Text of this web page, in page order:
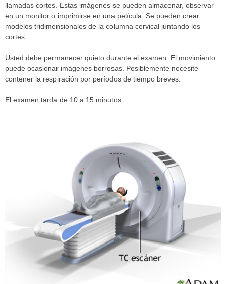
llamadas cortes. Estas imágenes se pueden almacenar, observar
en un monitor o imprimirse en una película. Se pueden crear
modelos tridimensionales de la columna cervical juntando los
cortes.
Usted debe permanecer quieto durante el examen. El movimiento
puede ocasionar imágenes borrosas. Posiblemente necesite
contener la respiración por períodos de tiempo breves.
El examen tarda de 10 a 15 minutos.